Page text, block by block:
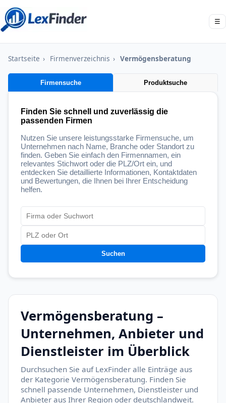
☰
Startseite › Firmenverzeichnis › Vermögensberatung
Firmensuche Produktsuche
Finden Sie schnell und zuverlässig die
passenden Firmen
Nutzen Sie unsere leistungsstarke Firmensuche, um
Unternehmen nach Name, Branche oder Standort zu
finden. Geben Sie einfach den Firmennamen, ein
relevantes Stichwort oder die PLZ/Ort ein, und
entdecken Sie detaillierte Informationen, Kontaktdaten
und Bewertungen, die Ihnen bei Ihrer Entscheidung
helfen.
Suchen
Vermögensberatung –
Unternehmen, Anbieter und
Dienstleister im Überblick
Durchsuchen Sie auf LexFinder alle Einträge aus
der Kategorie Vermögensberatung. Finden Sie
schnell passende Unternehmen, Dienstleister und
Anbieter aus Ihrer Region oder deutschlandweit.